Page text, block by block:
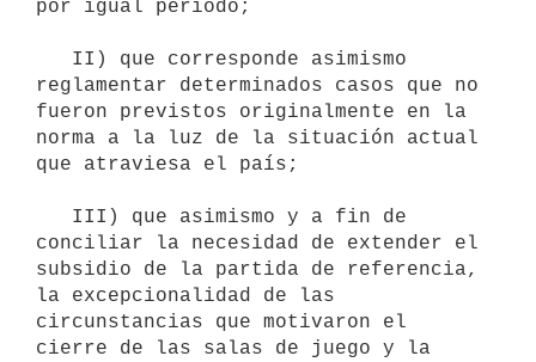
por igual período;
reglamentar determinados casos que no
fueron previstos originalmente en la
norma a la luz de la situación actual
que atraviesa el país;
conciliar la necesidad de extender el
subsidio de la partida de referencia,
la excepcionalidad de las
circunstancias que motivaron el
cierre de las salas de juego y la